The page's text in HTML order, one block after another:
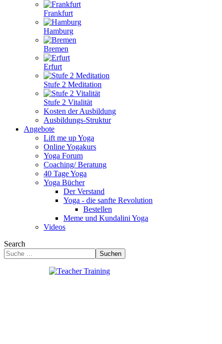
Frankfurt
Hamburg
Bremen
Erfurt
Stufe 2 Meditation
Stufe 2 Vitalität
Kosten der Ausbildung
Ausbildungs-Struktur
Angebote
Lift me up Yoga
Online Yogakurs
Yoga Forum
Coaching/ Beratung
40 Tage Yoga
Yoga Bücher
Der Verstand
Yoga - die sanfte Revolution
Bestellen
Meme und Kundalini Yoga
Videos
Search
Suchen